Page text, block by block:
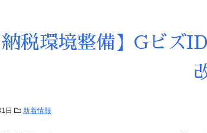
納税環境整備】Gビズ
日 新着情報